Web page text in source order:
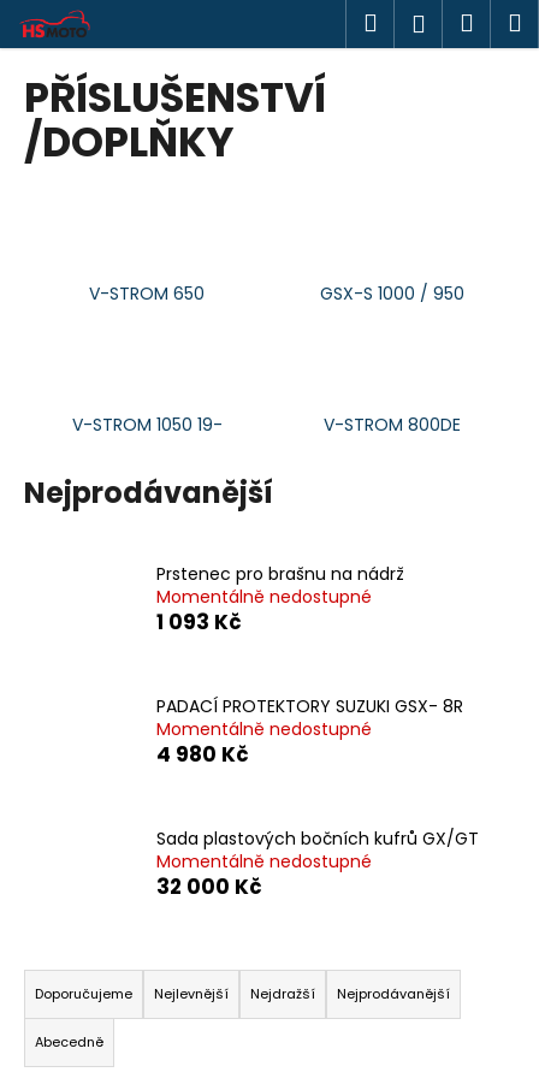
obsah
Hledat
PŘÍSLUŠENSTVÍ
/DOPLŇKY
V-STROM 650 GSX-S 1000 / 950
V-STROM 1050 19- V-STROM 800DE
Nejprodávanější
Prstenec pro brašnu na nádrž
Momentálně nedostupné
1 093 Kč
PADACÍ PROTEKTORY SUZUKI GSX- 8R
Momentálně nedostupné
4 980 Kč
Sada plastových bočních kufrů GX/GT
Momentálně nedostupné
32 000 Kč
Ř
a
z
e
Doporučujeme Nejlevnější Nejdražší Nejprodávanější
Abecedně
o
C
o
t
e
p
o
r
u